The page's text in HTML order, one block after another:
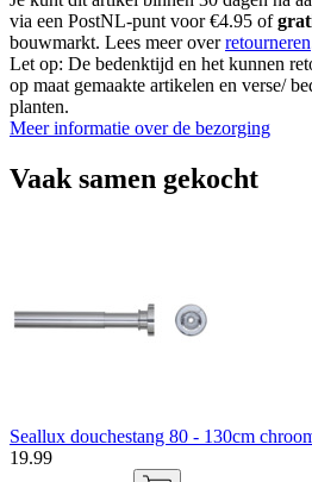
via een PostNL-punt voor €4.95 of
bouwmarkt. Lees meer overretourneren
Let op: De bedenktijd en het kunnen
op maat gemaakte artikelen en verse/
planten.
Meer informatie over de bezorging
Vaak samen gekocht
Seallux douchestang 80 - 130cm
19.99